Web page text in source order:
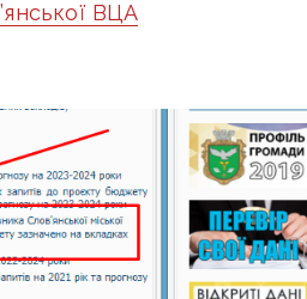
ВЦА